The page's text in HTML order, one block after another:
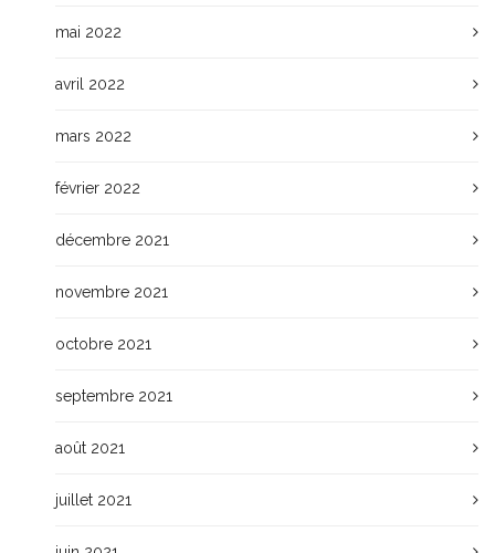
mai 2022
avril 2022
mars 2022
février 2022
décembre 2021
novembre 2021
octobre 2021
septembre 2021
août 2021
juillet 2021